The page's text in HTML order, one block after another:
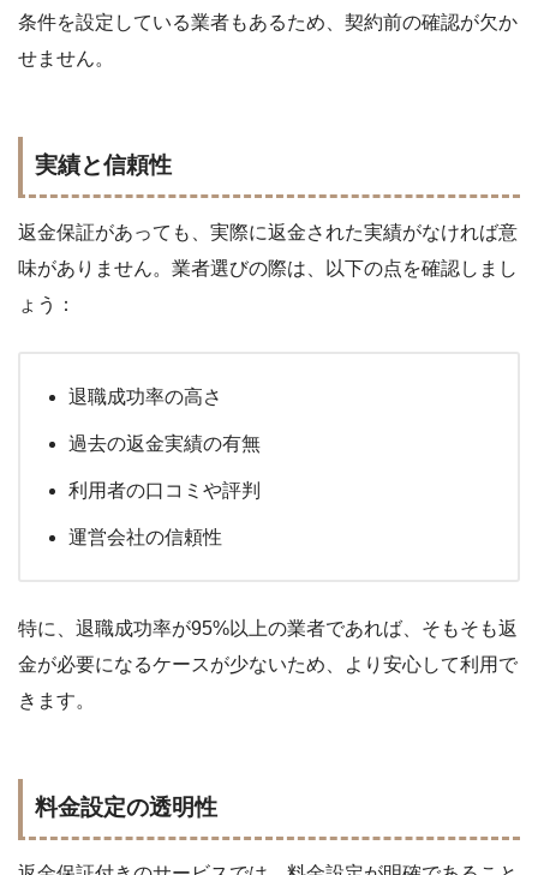
条件を設定している業者もあるため、契約前の確認が欠か
せません。
実績と信頼性
返金保証があっても、実際に返金された実績がなければ意
味がありません。業者選びの際は、以下の点を確認しまし
ょう：
退職成功率の高さ
過去の返金実績の有無
利用者の口コミや評判
運営会社の信頼性
特に、退職成功率が95%以上の業者であれば、そもそも返
金が必要になるケースが少ないため、より安心して利用で
きます。
料金設定の透明性